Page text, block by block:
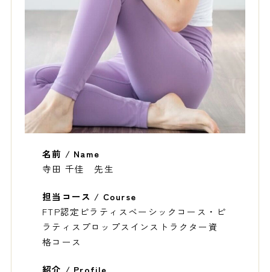
名前 / Name
寺田 千佳 先生
担当コース / Course
FTP認定ピラティスベーシックコース・ピ
ラティスプロップスインストラクター資
格コース
紹介 / Profile